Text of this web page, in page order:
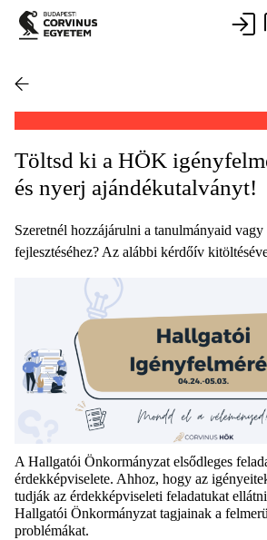
Töltsd ki a HÖK
és nyerj ajándékutalványt!
Szeretnél hozzájárulni a tanulmányaid vagy
fejlesztéséhez? Az alábbi kérdőív
A Hallgatói Önkormányzat elsődleges
érdekképviselete. Ahhoz, hogy az
tudják az érdekképviseleti feladatukat
Hallgatói Önkormányzat tagjainak a
problémákat.